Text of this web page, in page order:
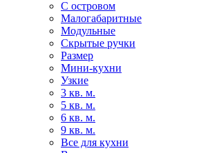
С островом
Малогабаритные
Модульные
Скрытые ручки
Размер
Мини-кухни
Узкие
3 кв. м.
5 кв. м.
6 кв. м.
9 кв. м.
Все для кухни